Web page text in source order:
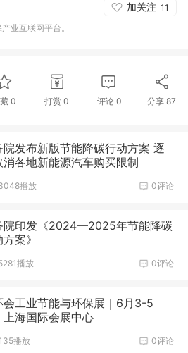
加关注 11
业互联网平台。
0 打赏 0 评论 0 分享87
院发布新版节能降碳行动方案 逐
消各地新能源汽车购买限制
0评论
播放
院印发《2024—2025年节能降碳
案》
0评论
播放
会工业节能与环保展｜6月3-5
上海国际会展中心
0评论
播放